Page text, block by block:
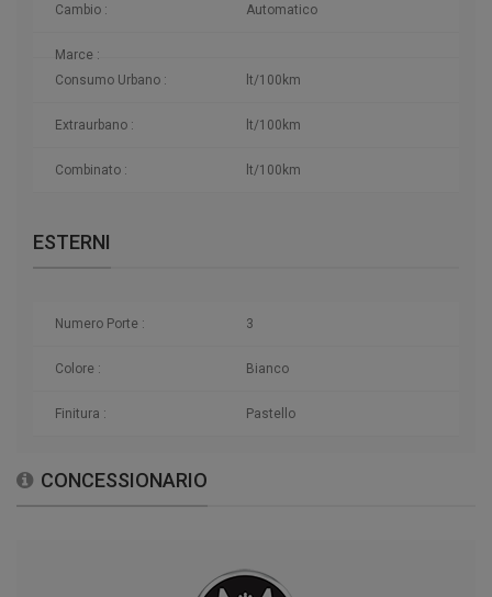
Cambio : Automatico
Marce :
Consumo Urbano :
lt/100km
Extraurbano : lt/100km
Combinato : lt/100km
ESTERNI
Numero Porte : 3
Colore : Bianco
Finitura : Pastello
CONCESSIONARIO